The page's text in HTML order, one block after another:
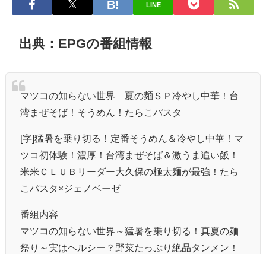
LINE
出典：EPGの番組情報
マツコの知らない世界 夏の麺ＳＰ冷やし中華！台
湾まぜそば！そうめん！たらこパスタ
[字]猛暑を乗り切る！定番そうめん＆冷やし中華！マ
ツコ初体験！濃厚！台湾まぜそば＆激うま追い飯！
米米ＣＬＵＢリーダー大久保の極太麺が最強！たら
こパスタ×ジェノベーゼ
番組内容
マツコの知らない世界～猛暑を乗り切る！真夏の麺
祭り～実はヘルシー？野菜たっぷり絶品タンメン！